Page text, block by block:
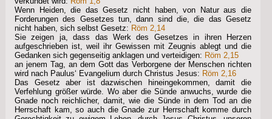
Wenn Heiden, die das Gesetz nicht haben, von Natur aus die
Forderungen des Gesetzes tun, dann sind die, die das Gesetz
nicht haben, sich selbst Gesetz: Röm 2,14
Sie zeigen ja, dass das Werk des Gesetzes in ihren Herzen
aufgeschrieben ist, weil ihr Gewissen mit Zeugnis ablegt und die
Gedanken sich gegenseitig anklagen und verteidigen: Röm 2,15
an jenem Tag, an dem Gott das Verborgene der Menschen richten
wird nach Paulus‘ Evangelium durch Christus Jesus: Röm 2,16
Das Gesetz aber ist dazwischen hineingekommen, damit die
Verfehlung größer würde. Wo aber die Sünde anwuchs, wurde die
Gnade noch reichlicher, damit, wie die Sünde in dem Tod an die
Herrschaft kam, so auch die Gnade zur Herrschaft komme durch